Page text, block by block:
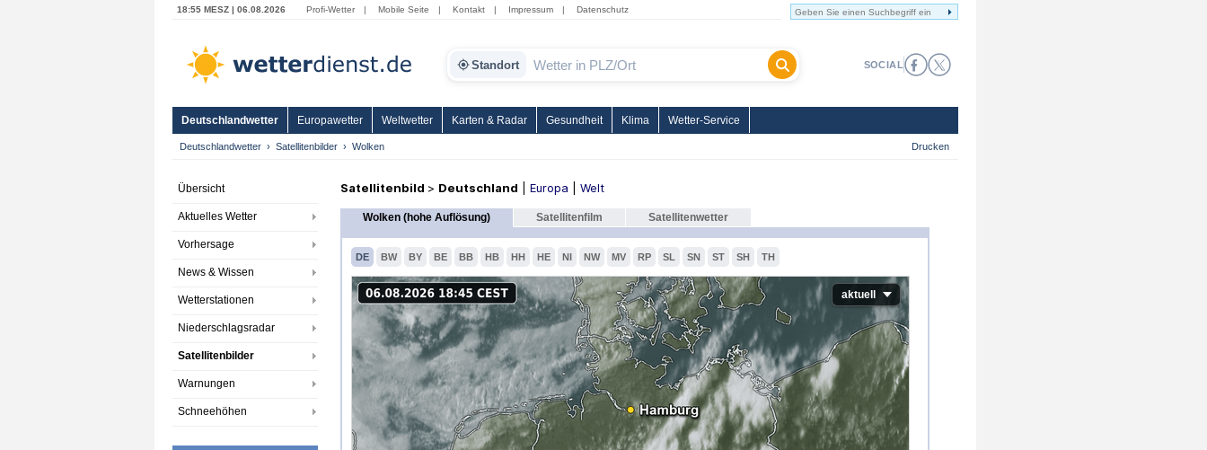
18:55 MESZ | 06.08.2026 Profi-Wetter | Mobile Seite | Kontakt | Impressum | Datenschutz
Standort SOCIAL
Deutschlandwetter Europawetter Weltwetter Karten & Radar Gesundheit Klima Wetter-Service
Deutschlandwetter Satellitenbilder Wolken Drucken
Übersicht
Aktuelles Wetter
Vorhersage
News & Wissen
Wetterstationen
Niederschlagsradar
Satellitenbilder
Warnungen
Schneehöhen
Satellitenbild > Deutschland Europa Welt
Wolken (hohe Auflösung) Satellitenfilm Satellitenwetter
DE BW BY BE BB HB HH HE NI NW MV RP SL SN ST SH TH